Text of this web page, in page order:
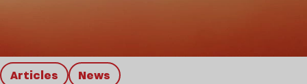
Articles news